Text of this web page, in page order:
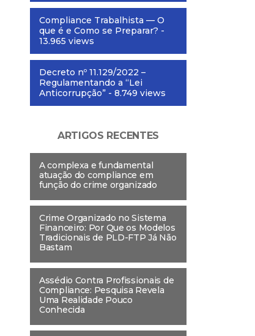
Compliance Trabalhista — O
que é e Como se Preparar? -
13.965 views
Decreto nº 11.129/2022 –
Regulamentando a “Lei
Anticorrupção” - 8.749 views
ARTIGOS RECENTES
A complexa e fundamental
atuação do compliance em
função do crime organizado
Crime Organizado no Sistema
Financeiro: Por Que os Modelos
Tradicionais de PLD-FTP Já Não
Bastam
Assédio Contra Profissionais de
Compliance: Pesquisa Revela
Uma Realidade Pouco
Conhecida